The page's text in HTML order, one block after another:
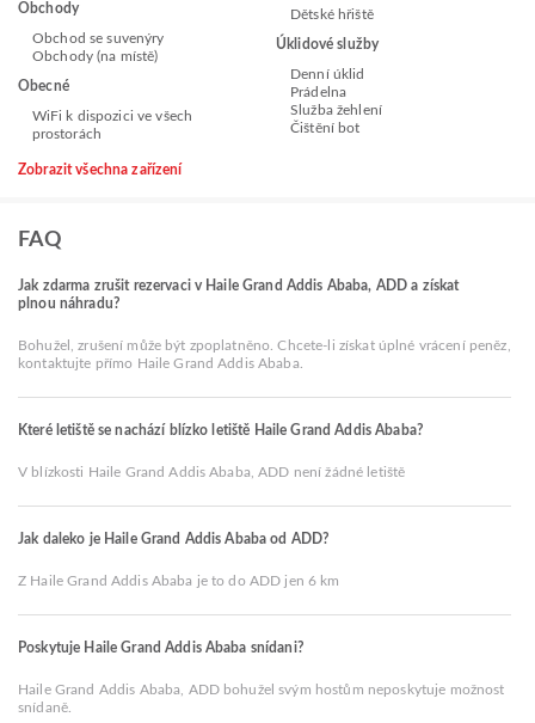
Obchody
Obchod se suvenýry
Obchody (na místě)
Obecné
WiFi k dispozici ve všech
prostorách
Dětské hřiště
Úklidové služby
Denní úklid
Prádelna
Služba žehlení
Čištění bot
Zobrazit všechna zařízení
FAQ
Jak zdarma zrušit rezervaci v Haile Grand Addis Ababa, ADD a získat
plnou náhradu?
Bohužel, zrušení může být zpoplatněno. Chcete-li získat úplné vrácení peněz,
kontaktujte přímo Haile Grand Addis Ababa.
Které letiště se nachází blízko letiště Haile Grand Addis Ababa?
V blízkosti Haile Grand Addis Ababa, ADD není žádné letiště
Jak daleko je Haile Grand Addis Ababa od ADD?
Z Haile Grand Addis Ababa je to do ADD jen 6 km
Poskytuje Haile Grand Addis Ababa snídani?
Haile Grand Addis Ababa, ADD bohužel svým hostům neposkytuje možnost
snídaně.